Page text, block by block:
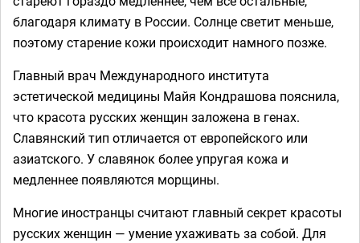
благодаря климату в России. Солнце светит меньше,
поэтому старение кожи происходит намного позже.
Главный врач Международного института
эстетической медицины Майя Кондрашова пояснила,
что красота русских женщин заложена в генах.
Славянский тип отличается от европейского или
азиатского. У славянок более упругая кожа и
медленнее появляются морщины.
Многие иностранцы считают главный секрет красоты
русских женщин — умение ухаживать за собой. Для